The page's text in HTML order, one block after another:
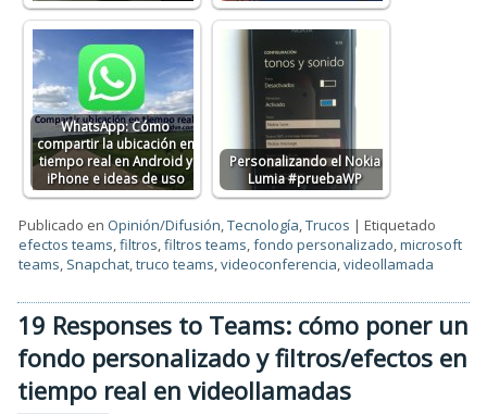
WhatsApp: Cómo
compartir la ubicación en
tiempo real en Android y
iPhone e ideas de uso
Personalizando el Nokia
Lumia #pruebaWP
Publicado en Opinión/Difusión,Tecnología,Trucos |Etiquetado
efectos teams,filtros,filtros teams,fondo personalizado,microsoft
teams, Snapchat,truco teams,videoconferencia,videollamada
19 Responses to Teams: cómo poner un
fondo personalizado y filtros/efectos en
tiempo real en videollamadas